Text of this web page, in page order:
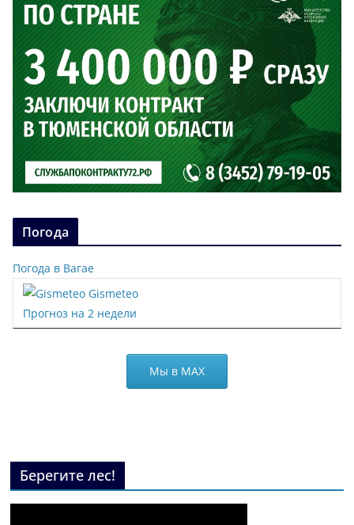
Погода
Погода в Вагае
Gismeteo
Прогноз на 2 недели
Мы в МАХ
Берегите лес!